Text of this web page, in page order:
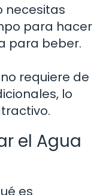
necesitas
para hacer
para beber.
requiere de
lo
el Agua
es